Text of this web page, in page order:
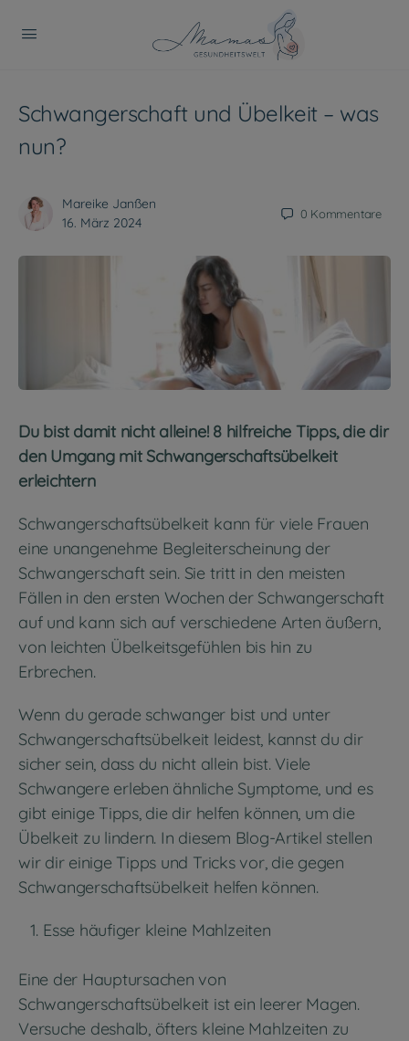
Schwangerschaft und Übelkeit – was
nun?
Mareike Janßen
16. März 2024
0 Kommentare
Du bist damit nicht alleine! 8 hilfreiche Tipps, die dir
den Umgang mit Schwangerschaftsübelkeit
erleichtern
Schwangerschaftsübelkeit kann für viele Frauen
eine unangenehme Begleiterscheinung der
Schwangerschaft sein. Sie tritt in den meisten
Fällen in den ersten Wochen der Schwangerschaft
auf und kann sich auf verschiedene Arten äußern,
von leichten Übelkeitsgefühlen bis hin zu
Erbrechen.
Wenn du gerade schwanger bist und unter
Schwangerschaftsübelkeit leidest, kannst du dir
sicher sein, dass du nicht allein bist. Viele
Schwangere erleben ähnliche Symptome, und es
gibt einige Tipps, die dir helfen können, um die
Übelkeit zu lindern. In diesem Blog-Artikel stellen
wir dir einige Tipps und Tricks vor, die gegen
Schwangerschaftsübelkeit helfen können.
Esse häufiger kleine Mahlzeiten
Eine der Hauptursachen von
Schwangerschaftsübelkeit ist ein leerer Magen.
Versuche deshalb, öfters kleine Mahlzeiten zu